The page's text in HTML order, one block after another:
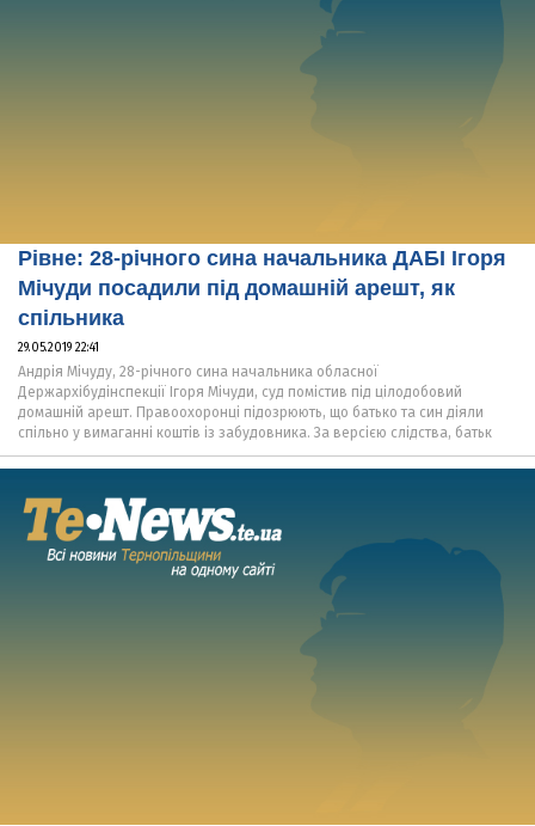
Рівне: 28-річного сина начальника ДАБІ Ігоря
Мічуди посадили під домашній арешт, як
спільника
29.05.2019 22:41
Андрія Мічуду, 28-річного сина начальника обласної
Держархібудінспекції Ігоря Мічуди, суд помістив під цілодобовий
домашній арешт. Правоохоронці підозрюють, що батько та син діяли
спільно у вимаганні коштів із забудовника. За версією слідства, батьк